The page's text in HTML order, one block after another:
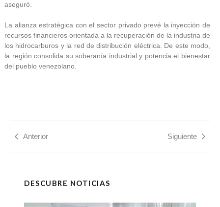
aseguró.
La alianza estratégica con el sector privado prevé la inyección de
recursos financieros orientada a la recuperación de la industria de
los hidrocarburos y la red de distribución eléctrica. De este modo,
la región consolida su soberanía industrial y potencia el bienestar
del pueblo venezolano.
Anterior Siguiente
DESCUBRE NOTICIAS